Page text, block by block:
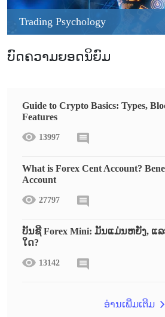
Trading Psychology
ບົດຄວາມຍອດນິຍົມ
Guide to Crypto Basics: Types,
Features
13997
What is Forex Cent Account?
Account
27797
ບັນຊີ Forex Mini: ມັນແມ່ນຫຍັງ, ແ
ໃດ?
13142
ອ່ານເພີ່ມເຕີມ